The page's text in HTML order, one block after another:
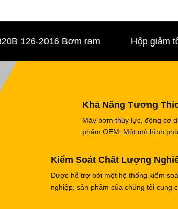
2016 Bơm ram Hộp giảm tốc
Khả Năng Tương
Máy bơm thủy lực, động cơ
phẩm OEM. Một mô hình
Kiểm Soát Chất Lượng
Được hỗ trợ bởi một hệ thống kiểm
nghiệp, sản phẩm của chúng tôi cung